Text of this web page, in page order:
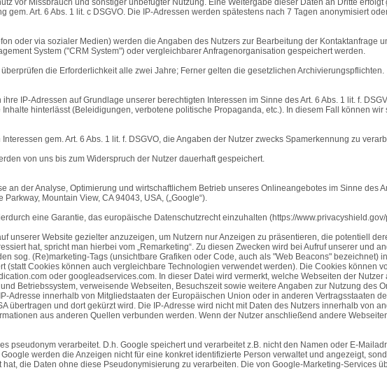
vor Missbrauch und sonstiger unbefugter Nutzung. Eine Weitergabe dieser Daten an Dritte
Art. 6 Abs. 1 lit. c DSGVO. Die IP-Adressen werden spätestens nach 7 Tagen anonymisiert
oder via sozialer Medien) werden die Angaben des Nutzers zur Bearbeitung der Kontaktanfrage
System ("CRM System") oder vergleichbarer Anfragenorganisation gespeichert werden.
die Erforderlichkeit alle zwei Jahre; Ferner gelten die gesetzlichen Archivierungspflichten.
IP-Adressen auf Grundlage unserer berechtigten Interessen im Sinne des Art. 6 Abs. 1 lit. f.
hinterlässt (Beleidigungen, verbotene politische Propaganda, etc.). In diesem Fall können
gem. Art. 6 Abs. 1 lit. f. DSGVO, die Angaben der Nutzer zwecks Spamerkennung zu
von uns bis zum Widerspruch der Nutzer dauerhaft gespeichert.
an der Analyse, Optimierung und wirtschaftlichem Betrieb unseres Onlineangebotes im Sinne des
Mountain View, CA 94043, USA, („Google“).
eine Garantie, das europäische Datenschutzrecht einzuhalten (https://
unserer Website gezielter anzuzeigen, um Nutzern nur Anzeigen zu präsentieren, die potentiell
hat, spricht man hierbei vom „Remarketing“. Zu diesen Zwecken wird bei Aufruf unserer und
sog. (Re)marketing-Tags (unsichtbare Grafiken oder Code, auch als "Web Beacons" bezeichnet)
Cookies können auch vergleichbare Technologien verwendet werden). Die Cookies können
oder googleadservices.com. In dieser Datei wird vermerkt, welche Webseiten der
Betriebssystem, verweisende Webseiten, Besuchszeit sowie weitere Angaben zur Nutzung des
Adresse innerhalb von Mitgliedstaaten der Europäischen Union oder in anderen Vertragsstaaten
übertragen und dort gekürzt wird. Die IP-Adresse wird nicht mit Daten des Nutzers innerhalb von
aus anderen Quellen verbunden werden. Wenn der Nutzer anschließend andere
pseudonym verarbeitet. D.h. Google speichert und verarbeitet z.B. nicht den Namen oder E-
werden die Anzeigen nicht für eine konkret identifizierte Person verwaltet und angezeigt,
die Daten ohne diese Pseudonymisierung zu verarbeiten. Die von Google-Marketing-Services